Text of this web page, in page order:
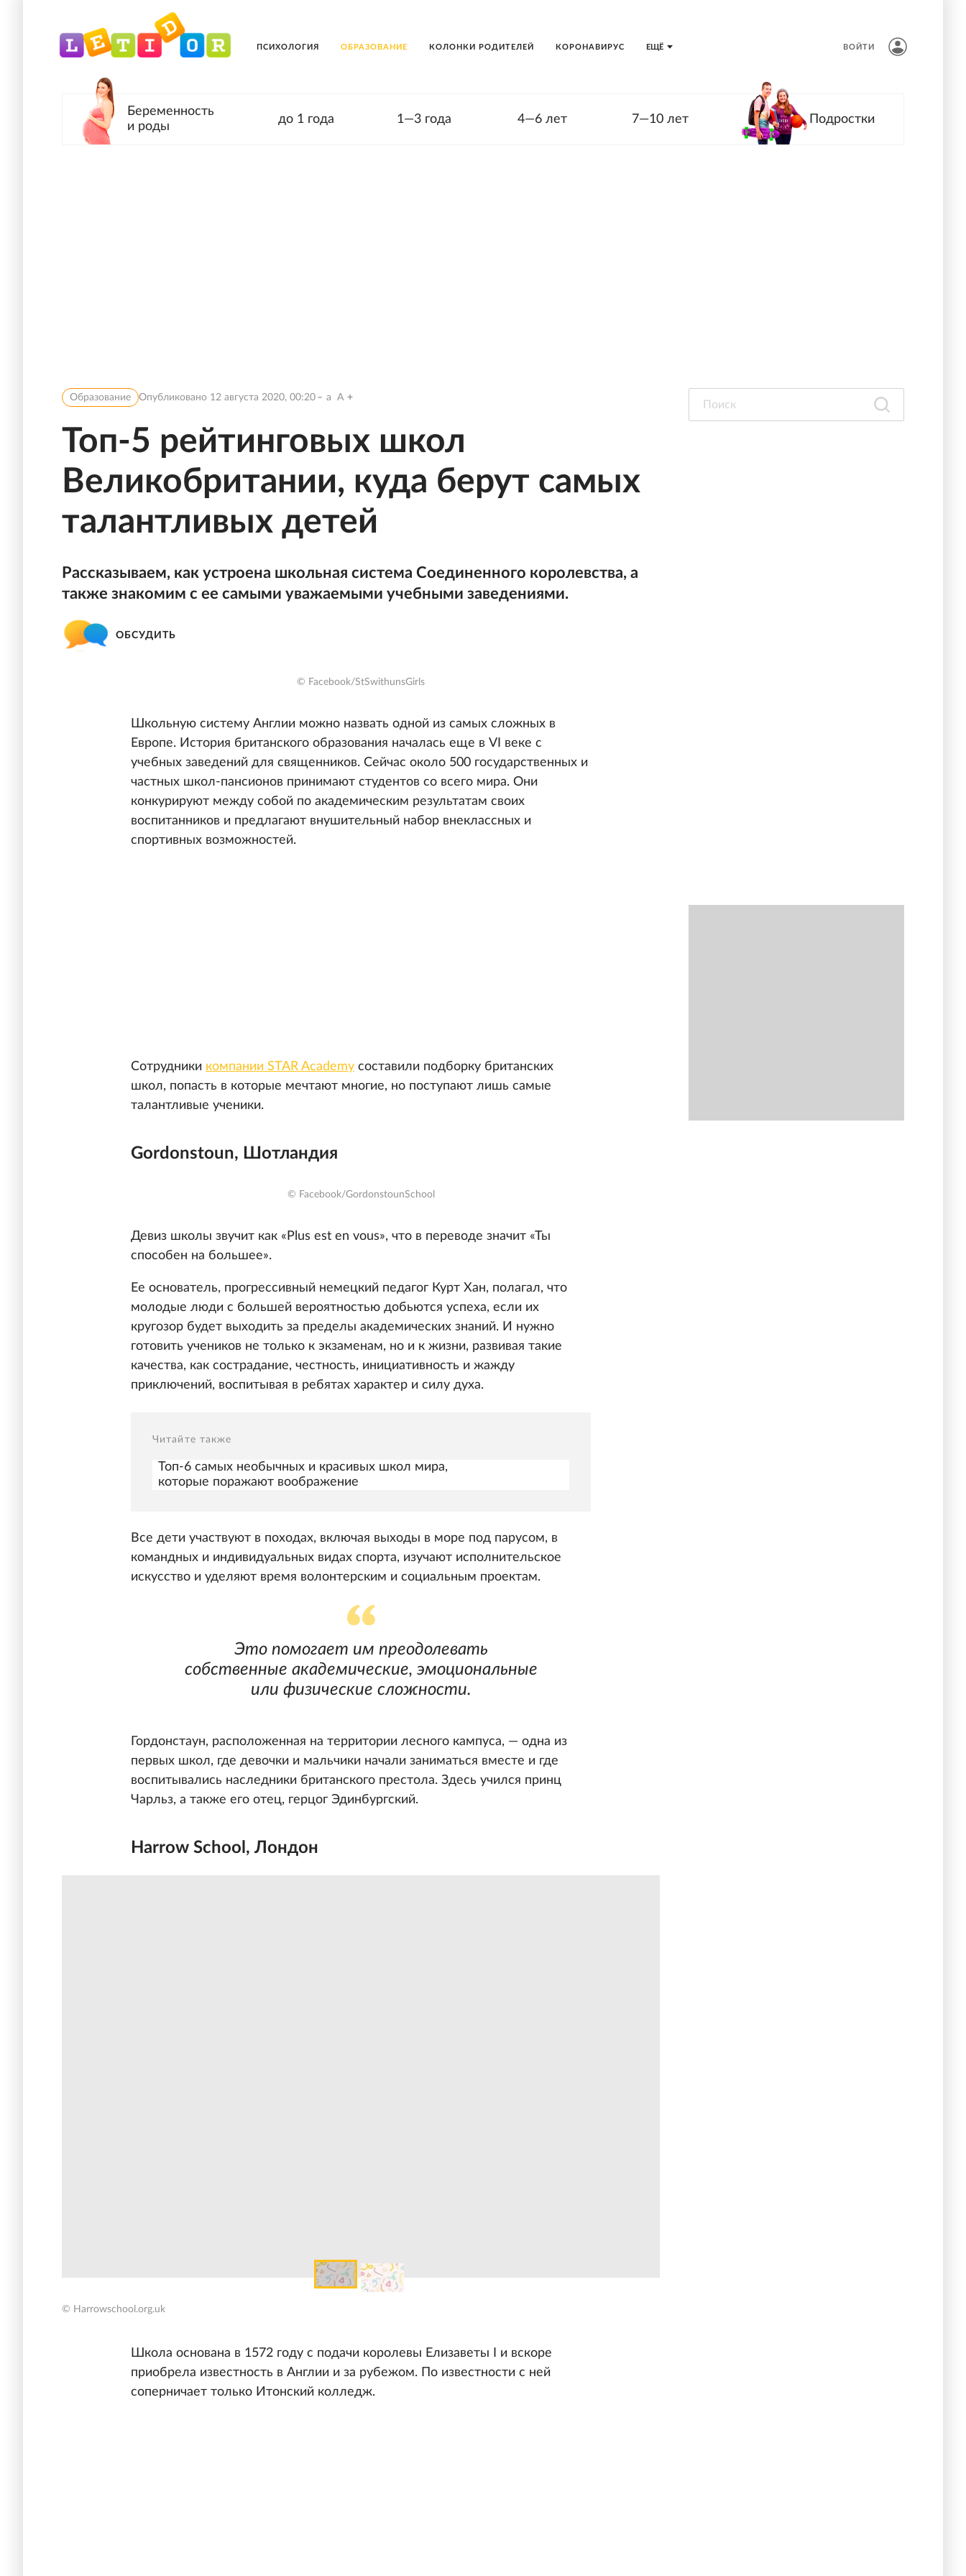
ЕЩЁ
ПСИХОЛОГИЯ ОБРАЗОВАНИЕ КОЛОНКИ РОДИТЕЛЕЙ КОРОНАВИРУС ВОЙТИ
Беременность
и роды
до 1 года 1—3 года 4—6 лет 7—10 лет Подростки
Образование Опубликовано 12 августа 2020, 00:20 a A
Топ-5 рейтинговых школ
Великобритании, куда берут самых
талантливых детей
Рассказываем, как устроена школьная система Соединенного королевства, а
также знакомим с ее самыми уважаемыми учебными заведениями.
ОБСУДИТЬ
© Facebook/StSwithunsGirls
Школьную систему Англии можно назвать одной из самых сложных в
Европе. История британского образования началась еще в VI веке с
учебных заведений для священников. Сейчас около 500 государственных и
частных школ-пансионов принимают студентов со всего мира. Они
конкурируют между собой по академическим результатам своих
воспитанников и предлагают внушительный набор внеклассных и
спортивных возможностей.
Сотрудники компании STAR Academy составили подборку британских
школ, попасть в которые мечтают многие, но поступают лишь самые
талантливые ученики.
Gordonstoun, Шотландия
© Facebook/GordonstounSchool
Девиз школы звучит как «Plus est en vous», что в переводе значит «Ты
способен на большее».
Ее основатель, прогрессивный немецкий педагог Курт Хан, полагал, что
молодые люди с большей вероятностью добьются успеха, если их
кругозор будет выходить за пределы академических знаний. И нужно
готовить учеников не только к экзаменам, но и к жизни, развивая такие
качества, как сострадание, честность, инициативность и жажду
приключений, воспитывая в ребятах характер и силу духа.
Читайте также
Топ-6 самых необычных и красивых школ мира,
которые поражают воображение
Все дети участвуют в походах, включая выходы в море под парусом, в
командных и индивидуальных видах спорта, изучают исполнительское
искусство и уделяют время волонтерским и социальным проектам.
Это помогает им преодолевать
собственные академические, эмоциональные
или физические сложности.
Гордонстаун, расположенная на территории лесного кампуса, — одна из
первых школ, где девочки и мальчики начали заниматься вместе и где
воспитывались наследники британского престола. Здесь учился принц
Чарльз, а также его отец, герцог Эдинбургский.
Harrow School, Лондон
© Harrowschool.org.uk
Школа основана в 1572 году с подачи королевы Елизаветы I и вскоре
приобрела известность в Англии и за рубежом. По известности с ней
соперничает только Итонский колледж.